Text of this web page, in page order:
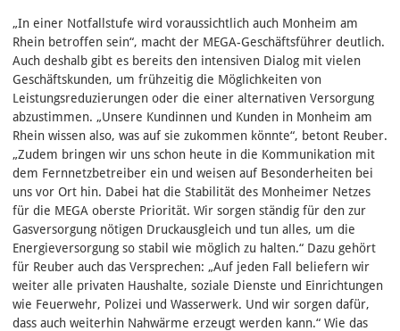
„In einer Notfallstufe wird voraussichtlich auch Monheim am
Rhein betroffen sein“, macht der MEGA-Geschäftsführer deutlich.
Auch deshalb gibt es bereits den intensiven Dialog mit vielen
Geschäftskunden, um frühzeitig die Möglichkeiten von
Leistungsreduzierungen oder die einer alternativen Versorgung
abzustimmen. „Unsere Kundinnen und Kunden in Monheim am
Rhein wissen also, was auf sie zukommen könnte“, betont Reuber.
„Zudem bringen wir uns schon heute in die Kommunikation mit
dem Fernnetzbetreiber ein und weisen auf Besonderheiten bei
uns vor Ort hin. Dabei hat die Stabilität des Monheimer Netzes
für die MEGA oberste Priorität. Wir sorgen ständig für den zur
Gasversorgung nötigen Druckausgleich und tun alles, um die
Energieversorgung so stabil wie möglich zu halten.“ Dazu gehört
für Reuber auch das Versprechen: „Auf jeden Fall beliefern wir
weiter alle privaten Haushalte, soziale Dienste und Einrichtungen
wie Feuerwehr, Polizei und Wasserwerk. Und wir sorgen dafür,
dass auch weiterhin Nahwärme erzeugt werden kann.“ Wie das